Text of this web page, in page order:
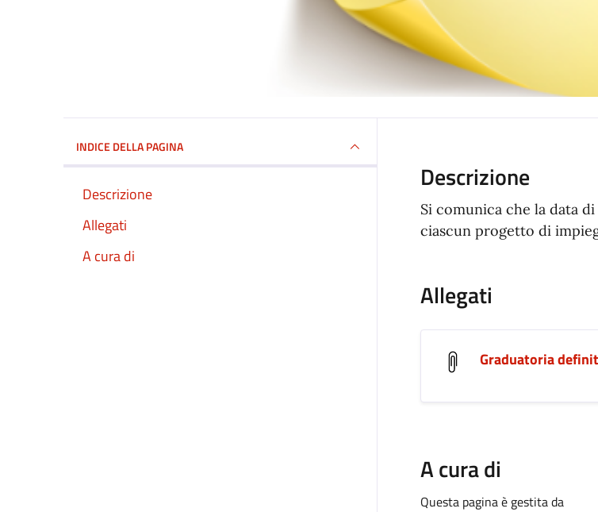
INDICE DELLA PAGINA
Descrizione
Allegati
A cura di
Descrizione
Si comunica che la data
ciascun progetto di
Allegati
Graduatoria
A cura di
Questa pagina è gestita da